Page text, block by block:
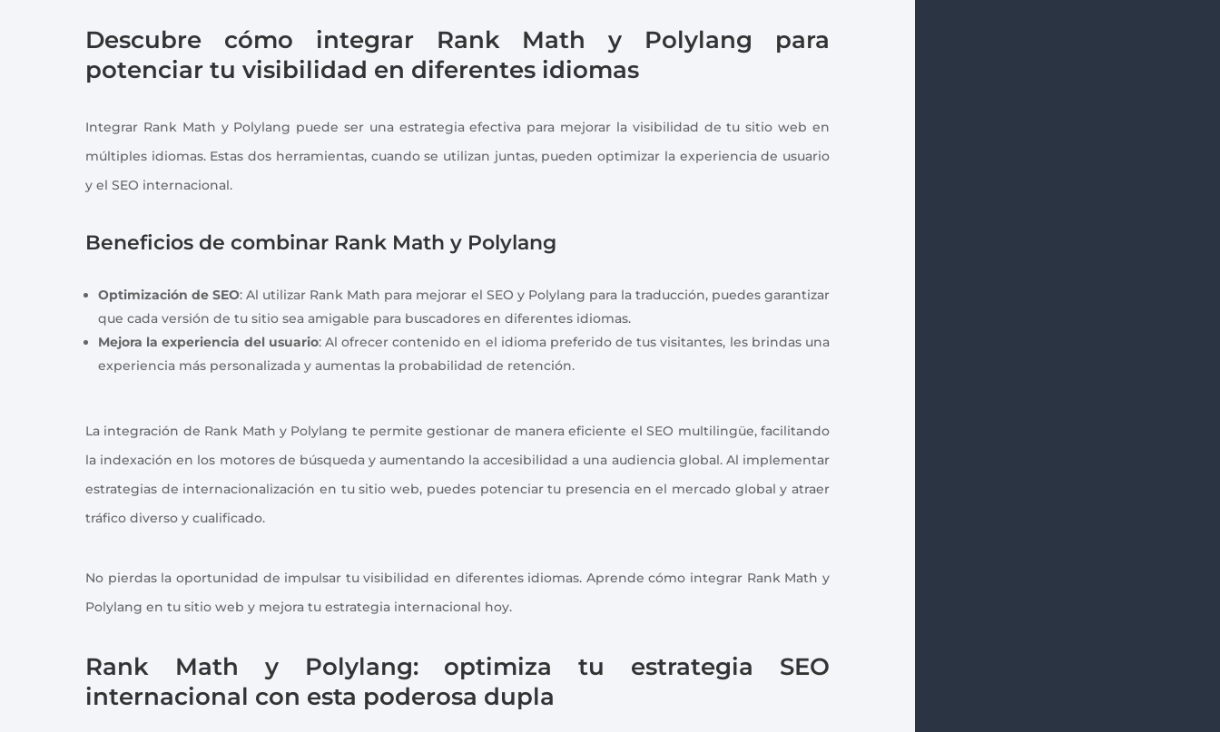
Descubre cómo integrar Rank Math y Polylang para
potenciar tu visibilidad en diferentes idiomas
Integrar Rank Math y Polylang puede ser una estrategia efectiva para mejorar la visibilidad de tu sitio web en
múltiples idiomas. Estas dos herramientas, cuando se utilizan juntas, pueden optimizar la experiencia de usuario
y el SEO internacional.
Beneficios de combinar Rank Math y Polylang
Optimización de SEO: Al utilizar Rank Math para mejorar el SEO y Polylang para la traducción, puedes garantizar
que cada versión de tu sitio sea amigable para buscadores en diferentes idiomas.
Mejora la experiencia del usuario: Al ofrecer contenido en el idioma preferido de tus visitantes, les brindas una
experiencia más personalizada y aumentas la probabilidad de retención.
La integración de Rank Math y Polylang te permite gestionar de manera eficiente el SEO multilingüe, facilitando
la indexación en los motores de búsqueda y aumentando la accesibilidad a una audiencia global. Al implementar
estrategias de internacionalización en tu sitio web, puedes potenciar tu presencia en el mercado global y atraer
tráfico diverso y cualificado.
No pierdas la oportunidad de impulsar tu visibilidad en diferentes idiomas. Aprende cómo integrar Rank Math y
Polylang en tu sitio web y mejora tu estrategia internacional hoy.
Rank Math y Polylang: optimiza tu estrategia SEO
internacional con esta poderosa dupla